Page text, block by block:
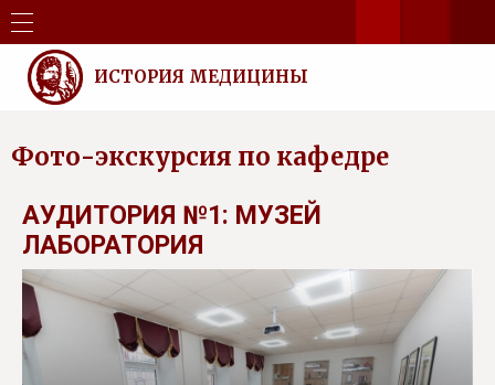
ИСТОРИЯ МЕДИЦИНЫ
Фото-экскурсия по кафедре
АУДИТОРИЯ №1: МУЗЕЙ
ЛАБОРАТОРИЯ